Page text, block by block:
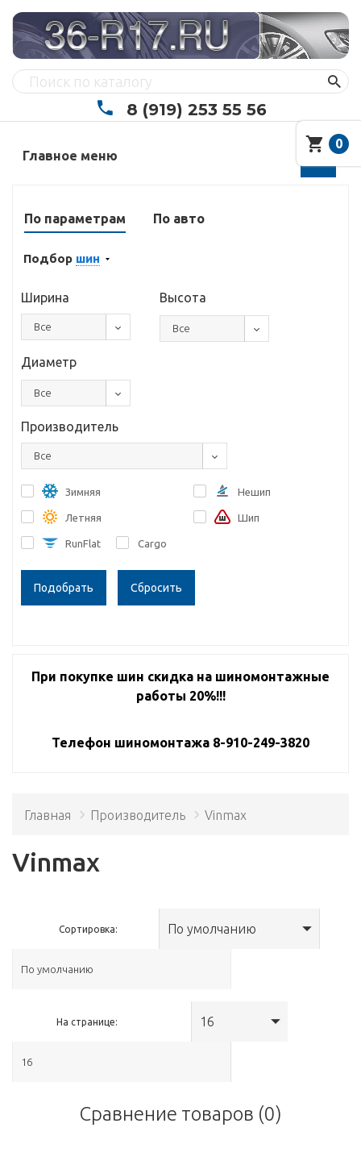
8 (919) 253 55 56
Главное меню
По параметрам По авто
Подбор шин
Ширина
Все
Высота
Все
Диаметр
Все
Производитель
Все
Зимняя
Летняя
RunFlat Cargo
Нешип
Шип
Сбросить
При покупке шин скидка на шиномонтажные
работы 20%!!!
Телефон шиномонтажа 8-910-249-3820
Главная Производитель Vinmax
Vinmax
Сортировка: По умолчанию
На странице: 16
Сравнение товаров (0)
0